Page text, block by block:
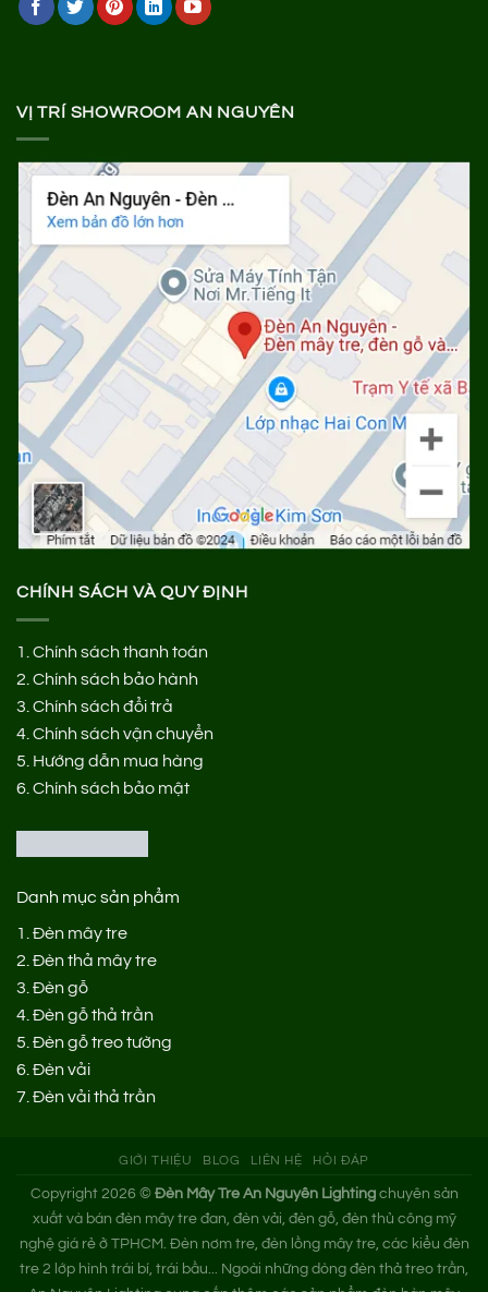
VỊ TRÍ SHOWROOM AN NGUYÊN
CHÍNH SÁCH VÀ QUY ĐỊNH
1. Chính sách thanh toán
2. Chính sách bảo hành
3. Chính sách đổi trả
4. Chính sách vận chuyển
5. Hướng dẫn mua hàng
6. Chính sách bảo mật
Danh mục sản phẩm
1. Đèn mây tre
2. Đèn thả mây tre
3. Đèn gỗ
4. Đèn gỗ thả trần
5. Đèn gỗ treo tường
6. Đèn vải
7. Đèn vải thả trần
GIỚI THIỆU BLOG LIÊN HỆ HỎI ĐÁP
Copyright 2026 © Đèn Mây Tre An Nguyên Lightingchuyên sản
xuất và bán đèn mây tre đan, đèn vải, đèn gỗ, đèn thủ công mỹ
nghệ giá rẻ ở TPHCM. Đèn nơm tre, đèn lồng mây tre, các kiểu đèn
tre 2 lớp hình trái bí, trái bầu... Ngoài những dòng đèn thả treo trần,